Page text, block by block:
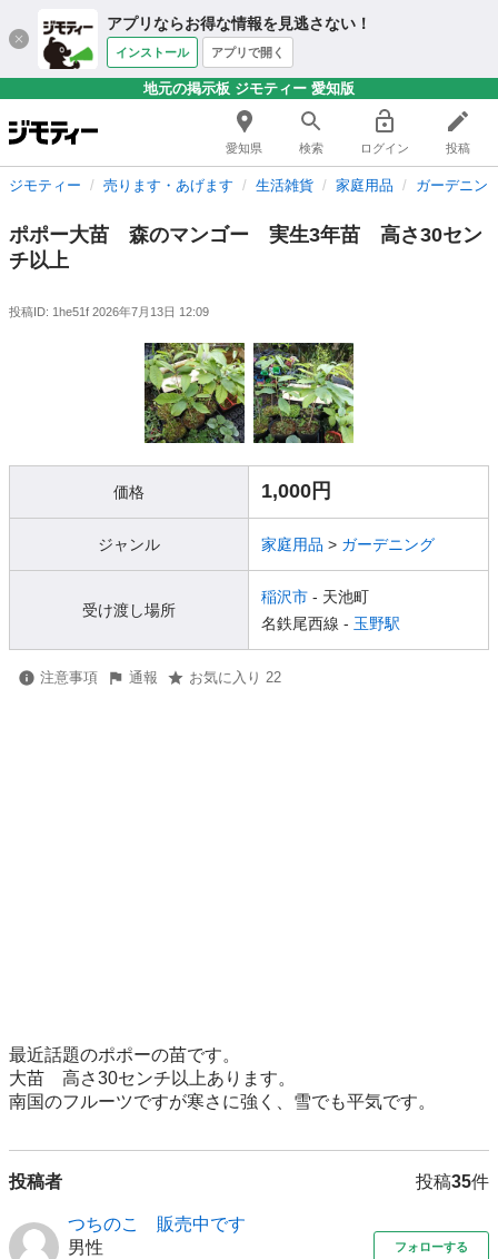
アプリならお得な情報を見逃さない！
インストール アプリで開く
地元の掲示板 ジモティー 愛知版
愛知県 検索 ログイン 投稿
ジモティー 売ります・あげます 生活雑貨 家庭用品 ガーデニン
ポポー大苗 森のマンゴー 実生3年苗 高さ30セン
チ以上
投稿ID: 1he51f 2026年7月13日 12:09
価格 1,000円
ジャンル 家庭用品 > ガーデニング
受け渡し場所
稲沢市 - 天池町
名鉄尾西線 - 玉野駅
注意事項 通報 お気に入り 22
最近話題のポポーの苗です。
大苗　高さ30センチ以上あります。
南国のフルーツですが寒さに強く、雪でも平気です。
投稿者 投稿35件
つちのこ 販売中です
男性
フォローする